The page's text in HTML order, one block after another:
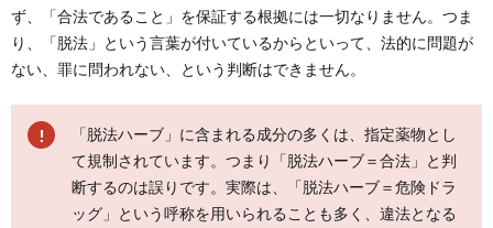
ず、「合法であること」を保証する根拠には一切なりません。つま
り、「脱法」という言葉が付いているからといって、法的に問題が
ない、罪に問われない、という判断はできません。
「脱法ハーブ」に含まれる成分の多くは、指定薬物とし
て規制されています。つまり「脱法ハーブ＝合法」と判
断するのは誤りです。実際は、「脱法ハーブ＝危険ドラ
ッグ」という呼称を用いられることも多く、違法となる